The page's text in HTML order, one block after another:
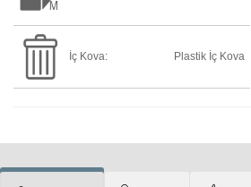
İç Kova: Plastik İç Kova